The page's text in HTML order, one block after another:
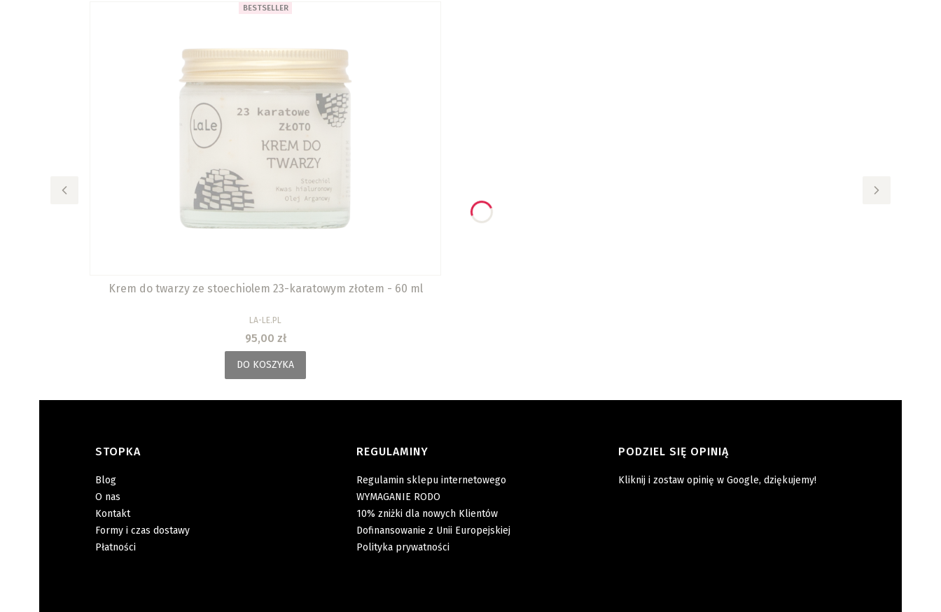
BESTSELLER
Krem do twarzy ze stoechiolem 23-karatowym złotem - 60 ml
PRODUCENT
LA-LE.PL
Cena
95,00 zł
DO KOSZYKA
Linki w stopce
STOPKA
Blog
O nas
Kontakt
Formy i czas dostawy
Płatności
REGULAMINY
Regulamin sklepu internetowego
WYMAGANIE RODO
10% zniżki dla nowych Klientów
Dofinansowanie z Unii Europejskiej
Polityka prywatności
PODZIEL SIĘ OPINIĄ
Kliknij i zostaw opinię w Google, dziękujemy!